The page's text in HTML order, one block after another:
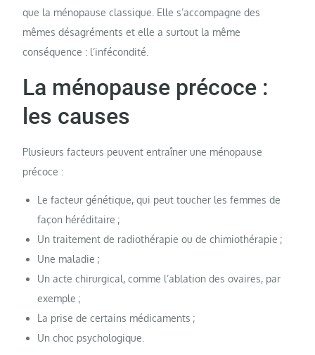
que la ménopause classique. Elle s’accompagne des
mêmes désagréments et elle a surtout la même
conséquence : l’infécondité.
La ménopause précoce :
les causes
Plusieurs facteurs peuvent entraîner une ménopause
précoce :
Le facteur génétique, qui peut toucher les femmes de
façon héréditaire ;
Un traitement de radiothérapie ou de chimiothérapie ;
Une maladie ;
Un acte chirurgical, comme l’ablation des ovaires, par
exemple ;
La prise de certains médicaments ;
Un choc psychologique.